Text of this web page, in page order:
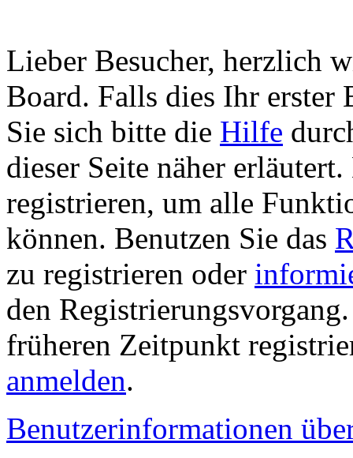
Lieber Besucher, herzlich
Board. Falls dies Ihr erster
Sie sich bitte die Hilfe
dieser Seite näher
registrieren, um alle
können. Benutzen Sie das
zu registrieren oder
den
früheren Zeitpunkt
anmelden.
Benutzerinformationen